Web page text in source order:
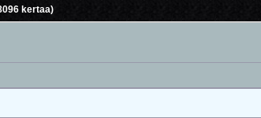
kertaa)